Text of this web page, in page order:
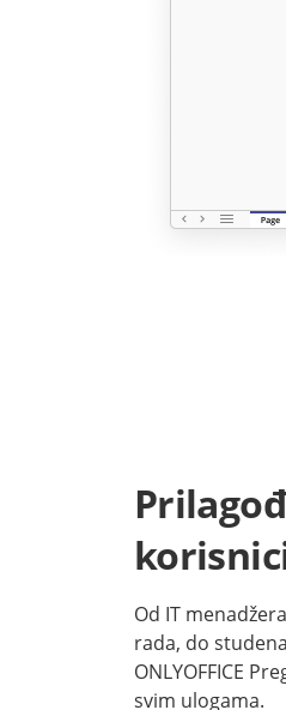
Od IT
rada, do
ONLYOFFICE
svim ulogama.